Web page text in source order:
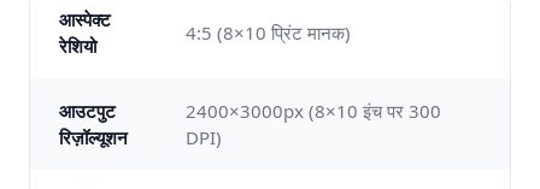
आस्पेक्ट
रेशियो
4:5 (8×10 प्रिंट मानक)
आउटपुट
रिज़ॉल्यूशन
2400×3000px (8×10 इंच पर 300
DPI)